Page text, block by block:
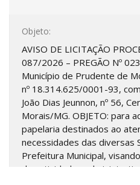
Objeto:
AVISO DE LICITAÇÃO
087/2026 – PREGÃO Nº
Município de Prudente de
nº 18.314.625/0001-93,
João Dias Jeunnon, nº 56,
Morais/MG. OBJETO: para
papelaria destinados ao
necessidades das diversas
Prefeitura Municipal,
das atividades